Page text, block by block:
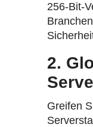
256-Bit-
2.
Greifen